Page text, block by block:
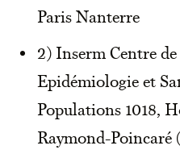
Paris Nanterre
2) Inserm Centre
Epidémiologie et
Populations 1018,
Raymond-Poincaré